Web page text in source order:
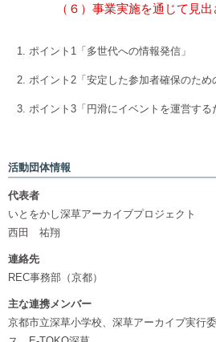
（６）事業実施を通じて見
ポイント1「多世代への情報発信」
ポイント2「安定した参加者確保のため
ポイント3「円滑にイベントを運営する
活動団体情報
代表者
いとをかし深草アーカイブプロジェクト
西田 祐翔
連絡先
REC事務部（京都）
主な連携メンバー
京都市立深草小学校、深草アーカイブ実行